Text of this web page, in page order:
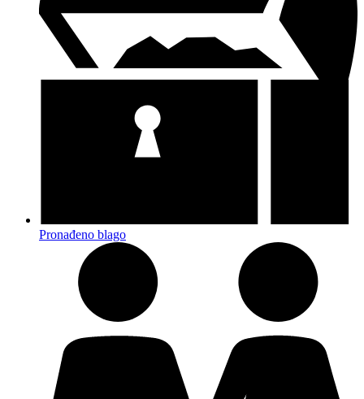
Pronađeno blago